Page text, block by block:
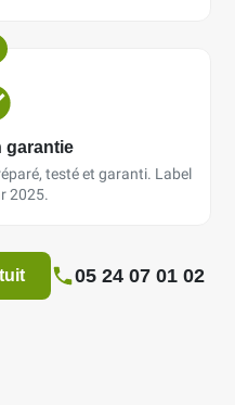
garantie
testé et garanti. Label
2025.
05 24 07 01 02